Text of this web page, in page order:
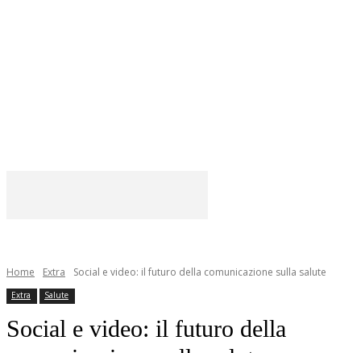
Home Extra Social e video: il futuro della comunicazione sulla salute
Extra Salute
Social e video: il futuro della